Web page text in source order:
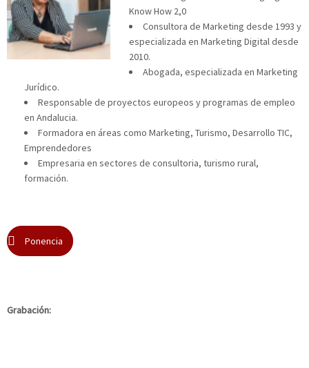
Know How 2,0
Consultora de Marketing desde 1993 y
especializada en Marketing Digital desde
2010.
Abogada, especializada en Marketing
Jurídico.
Responsable de proyectos europeos y programas de empleo
en Andalucia.
Formadora en áreas como Marketing, Turismo, Desarrollo TIC,
Emprendedores
Empresaria en sectores de consultoria, turismo rural,
formación.
Ponencia
Grabación: